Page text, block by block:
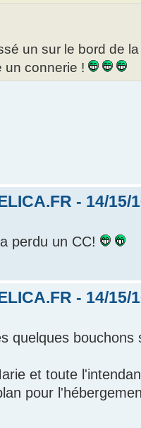
un sur le bord de
un connerie !
- 14/15/
perdu un CC!
- 14/15/
quelques
et toute
pour